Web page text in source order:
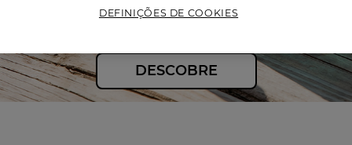
DESCOBRE​
DEFINIÇÕES DE COOKIES